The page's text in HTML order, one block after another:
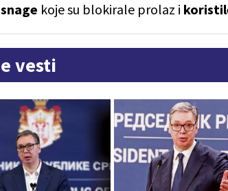
koje su blokirale prolaz i
vesti